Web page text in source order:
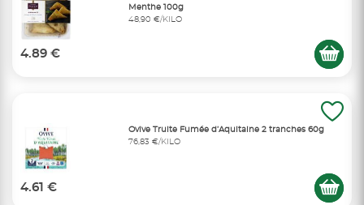
Menthe 100g
48,90 €/KILO
4.89 €
Ovive Truite Fumée d’Aquitaine 2 tranches 60g
76,83 €/KILO
4.61 €